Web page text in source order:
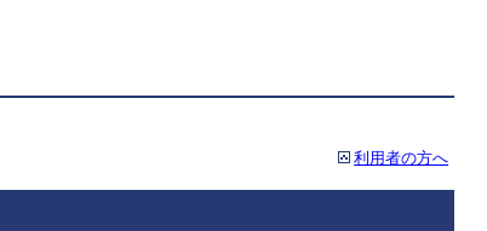
利用者の方へ